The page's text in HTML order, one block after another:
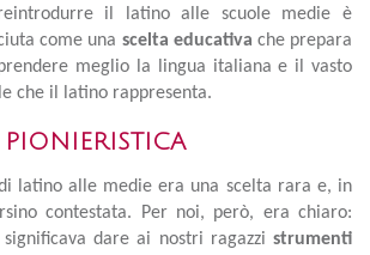
il latino alle scuole medie è
come una scelta educativa che prepara
meglio la lingua italiana e il vasto
che il latino rappresenta.
PIONIERISTICA
latino alle medie era una scelta rara e, in
contestata. Per noi, però, era chiaro:
dare ai nostri ragazzi strumenti